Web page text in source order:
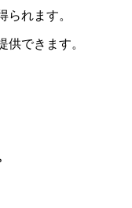
られます。
供できます。